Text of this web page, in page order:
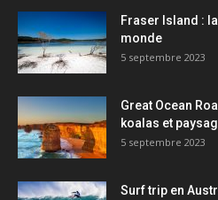
Fraser Island :
monde
5 septembre 2023
Great Ocean
koalas et
5 septembre 2023
Surf trip en